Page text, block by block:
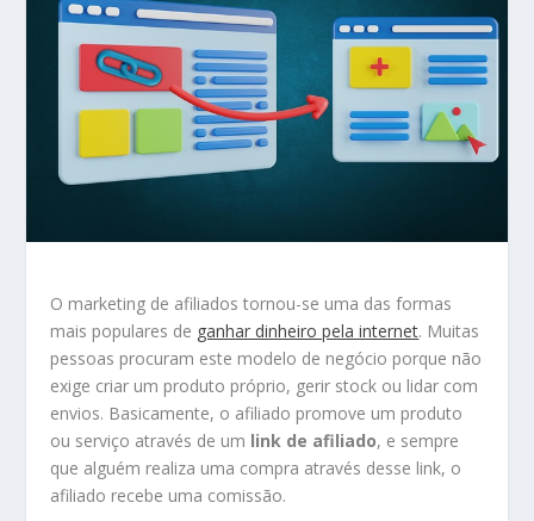
O marketing de afiliados tornou-se uma das formas
mais populares de ganhar dinheiro pela internet. Muitas
pessoas procuram este modelo de negócio porque não
exige criar um produto próprio, gerir stock ou lidar com
envios. Basicamente, o afiliado promove um produto
ou serviço através de um link de afiliado, e sempre
que alguém realiza uma compra através desse link, o
afiliado recebe uma comissão.